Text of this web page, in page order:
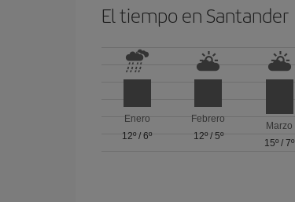
El tiempo en Santander
Enero
12º/6º
Febrero
12º/ 5º
Marzo
15º /7º